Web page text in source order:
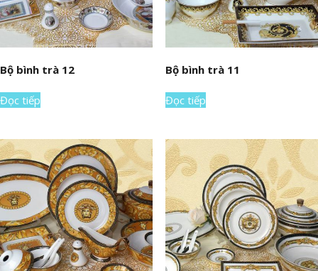
Bộ bình trà 12
Đọc tiếp
Bộ bình trà 11
Đọc tiếp